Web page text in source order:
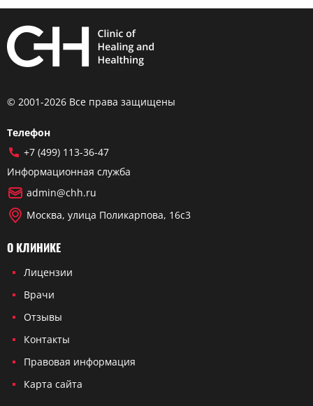
© 2001-2026 Все права защищены
Телефон
+7 (499) 113-36-47
Информационная служба
admin@chh.ru
Москва, улица Поликарпова, 16с3
О КЛИНИКЕ
Лицензии
Врачи
Отзывы
Контакты
Правовая информация
Карта сайта